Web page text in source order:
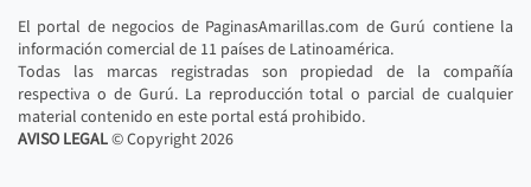
El portal de negocios de PaginasAmarillas.com de Gurú contiene la
información comercial de 11 países de Latinoamérica.
Todas las marcas registradas son propiedad de la compañía
respectiva o de Gurú. La reproducción total o parcial de cualquier
material contenido en este portal está prohibido.
AVISO LEGAL© Copyright2026